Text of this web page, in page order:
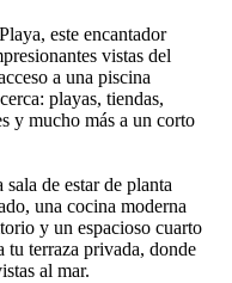
este encantador
vistas del
a una piscina
playas, tiendas,
y mucho más a un corto
de estar de planta
una cocina moderna
y un espacioso cuarto
tu terraza privada, donde
al mar.